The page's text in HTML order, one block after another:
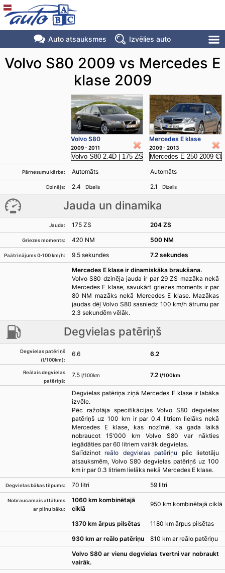
Auto atsauksmes Izvēlies auto
Volvo S80 2009 vs Mercedes E
klase 2009
Volvo S80
2009 - 2011
Mercedes E klase
2009 - 2013
Pārnesumu kārba: Automāts Automāts
Dzinējs: 2.4 Dīzelis 2.1 Dīzelis
Jauda un dinamika
Jauda: 175 ZS 204 ZS
Griezes moments: 420 NM 500 NM
Paātrinājums 0-100 km/h: 9.5 sekundes
7.2 sekundes
Mercedes E klase ir dinamiskāka braukšana.
Volvo S80 dzinēja jauda ir par 29 ZS mazāka nekā
Mercedes E klase, savukārt griezes moments ir par
80 NM mazāks nekā Mercedes E klase. Mazākas
jaudas dēļ Volvo S80 sasniedz 100 km/h ātrumu par
2.3 sekundēm vēlāk.
Degvielas patēriņš
Degvielas patēriņš
(l/100km):
6.6 6.2
Reālais degvielas
patēriņš:
7.5 l/100km 7.2 l/100km
Degvielas patēriņa ziņā Mercedes E klase ir labāka
izvēle.
Pēc ražotāja specifikācijas Volvo S80 degvielas
patēriņš uz 100 km ir par 0.4 litriem lielāks nekā
Mercedes E klase, kas nozīmē, ka gada laikā
nobraucot 15'000 km Volvo S80 var nākties
iegādāties par 60 litriem vairāk degvielas.
Salīdzinot reālo degvielas patēriņu pēc lietotāju
atsauksmēm, Volvo S80 degvielas patēriņš uz 100
km ir par 0.3 litriem lielāks nekā Mercedes E klase.
Degvielas bākas tilpums: 70 litri 59 litri
Nobraucamais attālums
ar pilnu bāku:
1060 km kombinētajā
ciklā
950 km kombinētajā ciklā
1370 km ārpus pilsētas
1180 km ārpus pilsētas
930 km ar reālo patēriņu
810 km ar reālo patēriņu
Volvo S80 ar vienu degvielas tvertni var nobraukt
vairāk.